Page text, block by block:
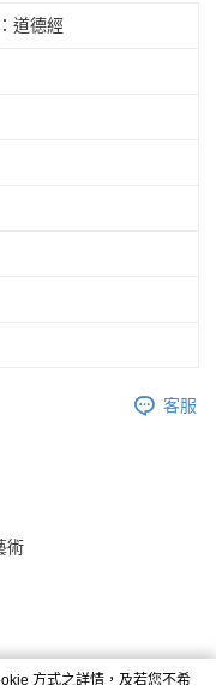
道德經
客服
術
方式之詳情，及若您不希